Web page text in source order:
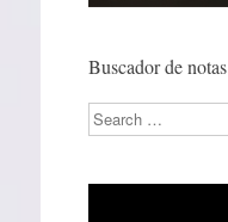
Buscador de notas
Search